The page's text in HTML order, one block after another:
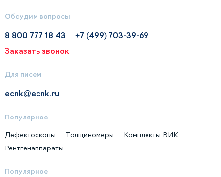
Обсудим вопросы
8 800 777 18 43
+7 (499) 703-39-69
Заказать звонок
Для писем
ecnk@ecnk.ru
Популярное
Дефектоскопы Толщиномеры
Комплекты ВИК
Рентгенаппараты
Популярное